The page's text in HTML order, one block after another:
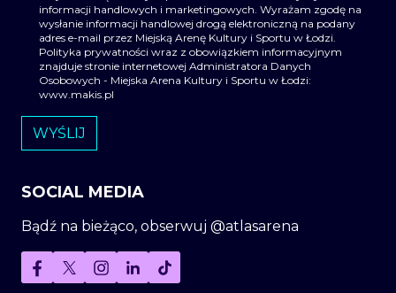
informacji handlowych i marketingowych. Wyrażam zgodę na
wysłanie informacji handlowej drogą elektroniczną na podany
adres e-mail przez Miejską Arenę Kultury i Sportu w Łodzi.
Polityka prywatności wraz z obowiązkiem informacyjnym
znajduje stronie internetowej Administratora Danych
Osobowych - Miejska Arena Kultury i Sportu w Łodzi:
www.makis.pl
SOCIAL MEDIA
Bądź na bieżąco, obserwuj @atlasarena